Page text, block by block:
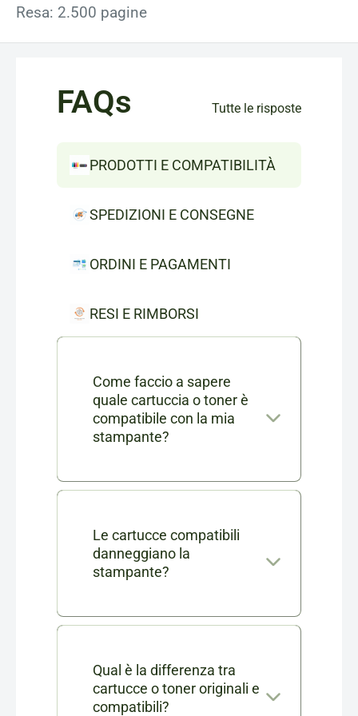
Resa: 2.500 pagine
FAQs Tutte le risposte
PRODOTTI E COMPATIBILITÀ
SPEDIZIONI E CONSEGNE
ORDINI E PAGAMENTI
RESI E RIMBORSI
Come faccio a sapere
quale cartuccia o toner è
compatibile con la mia
stampante?
Nella scheda di ogni prodotto
completo dei modelli di
stampanti compatibili. Se ti
contattarci in chat o via mail a
indicando il modello della tua
stampante.
Le cartucce compatibili
danneggiano la
stampante?
No, le nostre cartucce
certificate per garantire le
stesse prestazioni delle
Qual è la differenza tra
cartucce o toner originali e
compatibili?